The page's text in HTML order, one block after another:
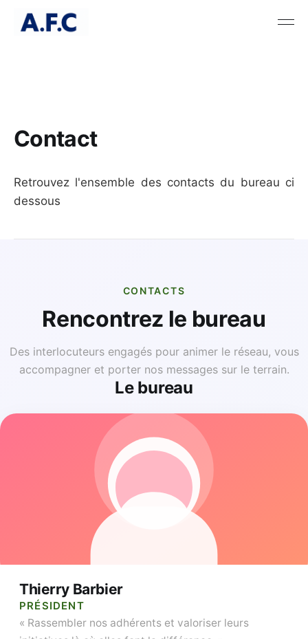
Contact
Retrouvez l'ensemble des contacts du bureau ci
dessous
CONTACTS
Rencontrez le bureau
Des interlocuteurs engagés pour animer le réseau, vous
accompagner et porter nos messages sur le terrain.
Le bureau
Thierry Barbier
PRÉSIDENT
« Rassembler nos adhérents et valoriser leurs